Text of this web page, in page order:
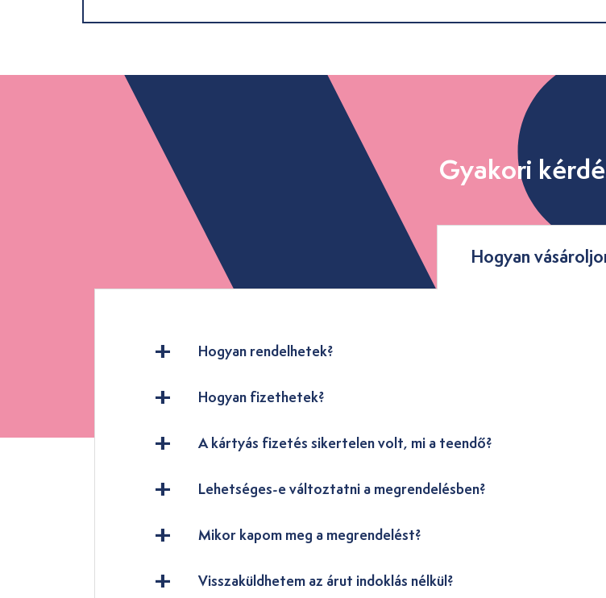
Gyakori
Hogyan
Hogyan rendelhetek?
Hogyan fizethetek?
A kártyás fizetés sikertelen volt, mi a teendő?
Lehetséges-e változtatni a megrendelésben?
Mikor kapom meg a megrendelést?
Visszaküldhetem az árut indoklás nélkül?